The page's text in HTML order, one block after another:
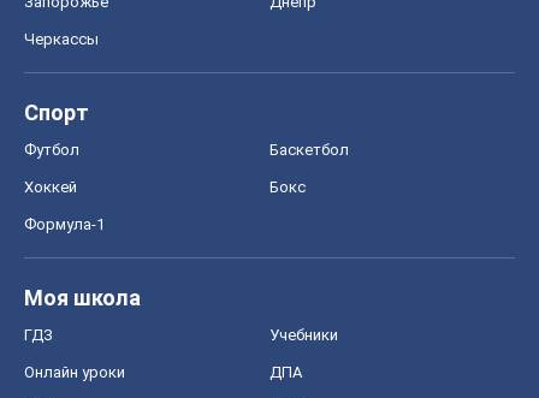
Черкассы
Спорт
Футбол Баскетбол
Хоккей Бокс
Формула-1
Моя школа
ГДЗ Учебники
Онлайн уроки ДПА